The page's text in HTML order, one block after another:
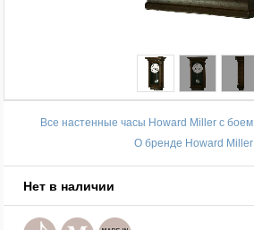
Все настенные часы Howard Miller с боем
О бренде Howard Miller
Нет в наличии